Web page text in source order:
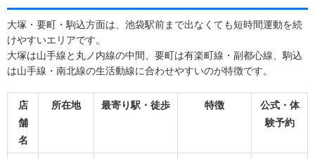
大塚・要町・駒込方面は、池袋駅前まで出なくても短時間運動を続
けやすいエリアです。
大塚は山手線と丸ノ内線の中間、要町は有楽町線・副都心線、駒込
は山手線・南北線の生活動線に合わせやすいのが特徴です。
店
舗
名
所在地 最寄り駅・徒歩 特徴
公式・体
験予約